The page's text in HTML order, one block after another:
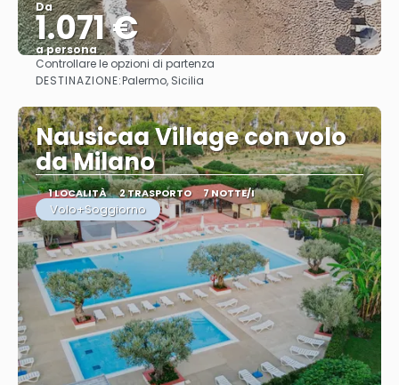
Da
1.071 €
a persona
Vedere
Controllare le opzioni di partenza
DESTINAZIONE:Palermo, Sicilia
Nausicaa Village con volo
da Milano
1 LOCALITÀ 2 TRASPORTO 7 NOTTE/I
Volo+Soggiorno